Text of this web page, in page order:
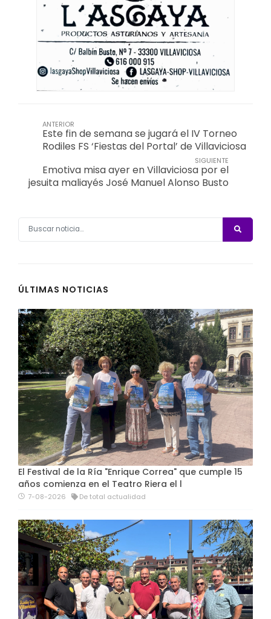
ANTERIOR
Este fin de semana se jugará el IV Torneo
Rodiles FS ‘Fiestas del Portal’ de Villaviciosa
SIGUIENTE
Emotiva misa ayer en Villaviciosa por el
jesuita maliayés José Manuel Alonso Busto
ÚLTIMAS NOTICIAS
El Festival de la Ría "Enrique Correa" que cumple 15
años comienza en el Teatro Riera el l
7-08-2026 De total actualidad